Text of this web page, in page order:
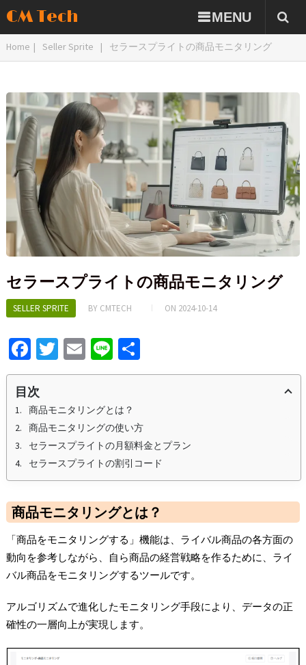
CM Tech MENU
Home | Seller Sprite | セラースプライトの商品モニタリング
セラースプライトの商品モニタリング
SELLER SPRITE BY CMTECH ON 2024-10-14
Fa
ce
b
o
o
k
T
wi
er
E
m
l
Li
n
S
h
目次
商品モニタリングとは？
商品モニタリングの使い方
セラースプライトの月額料金とプラン
セラースプライトの割引コード
商品モニタリングとは？
「商品をモニタリングする」機能は、ライバル商品の各方面の
動向を参考しながら、自ら商品の経営戦略を作るために、ライ
バル商品をモニタリングするツールです。
アルゴリズムで進化したモニタリング手段により、データの正
確性の一層向上が実現します。